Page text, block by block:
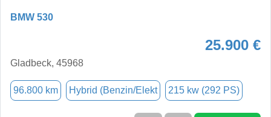
BMW 530
25.900 €
Gladbeck, 45968
96.800 km Hybrid (Benzin/Elekt 215 kw (292 PS)